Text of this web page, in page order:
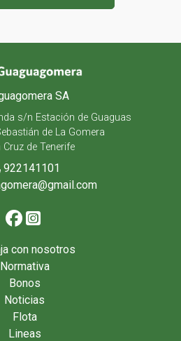
SA
s/n Estación de Guaguas
de La Gomera
Cruz de Tenerife
922141101
con nosotros
Normativa
Bonos
Noticias
Flota
Lineas